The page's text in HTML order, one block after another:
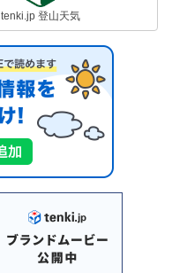
tenki.jp 登山天気